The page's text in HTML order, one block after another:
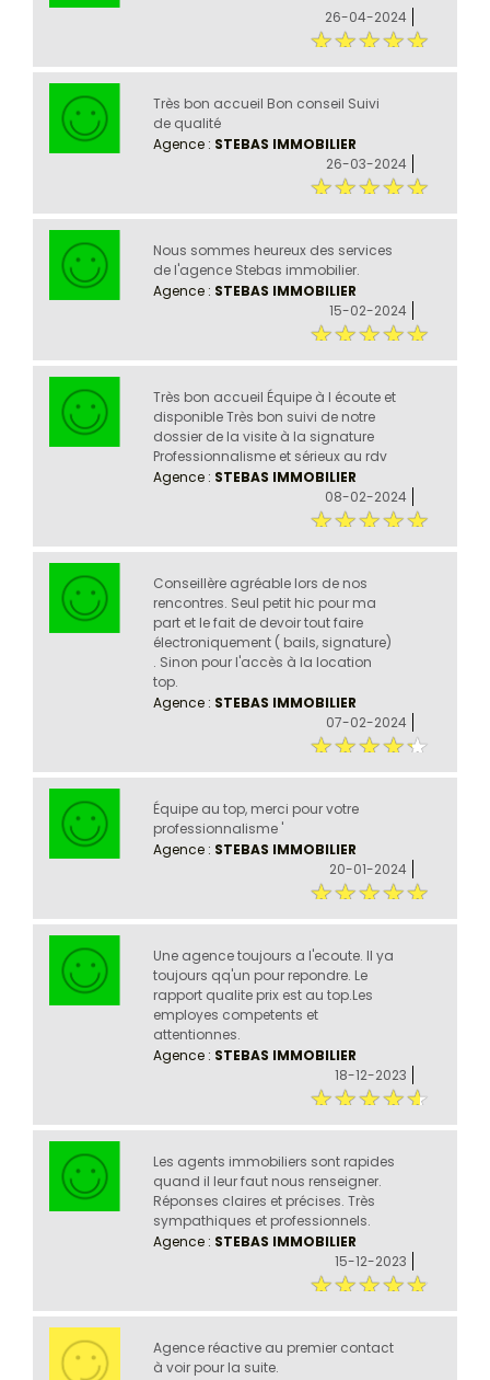
26-04-2024
Très bon accueil Bon conseil Suivi
de qualité
Agence : STEBAS IMMOBILIER
26-03-2024
Nous sommes heureux des services
de l'agence Stebas immobilier.
Agence : STEBAS IMMOBILIER
15-02-2024
Très bon accueil Équipe à l écoute et
disponible Très bon suivi de notre
dossier de la visite à la signature
Professionnalisme et sérieux au rdv
Agence : STEBAS IMMOBILIER
08-02-2024
Conseillère agréable lors de nos
rencontres. Seul petit hic pour ma
part et le fait de devoir tout faire
électroniquement ( bails, signature)
. Sinon pour l'accès à la location
top.
Agence : STEBAS IMMOBILIER
07-02-2024
Équipe au top, merci pour votre
professionnalisme '
Agence : STEBAS IMMOBILIER
20-01-2024
Une agence toujours a l'ecoute. Il ya
toujours qq'un pour repondre. Le
rapport qualite prix est au top.Les
employes competents et
attentionnes.
Agence : STEBAS IMMOBILIER
18-12-2023
Les agents immobiliers sont rapides
quand il leur faut nous renseigner.
Réponses claires et précises. Très
sympathiques et professionnels.
Agence : STEBAS IMMOBILIER
15-12-2023
Agence réactive au premier contact
à voir pour la suite.